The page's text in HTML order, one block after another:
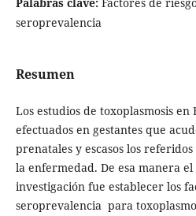
seroprevalencia
Resumen
Los estudios de toxoplasmosis
efectuados en gestantes que
prenatales y escasos los
la enfermedad. De esa manera
investigación fue establecer los
seroprevalencia para